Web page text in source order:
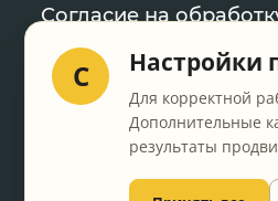
Согласие на
Политика
Уведомление об
Настройки cookie
C Настройки
Для корректной
Дополнительные
результаты